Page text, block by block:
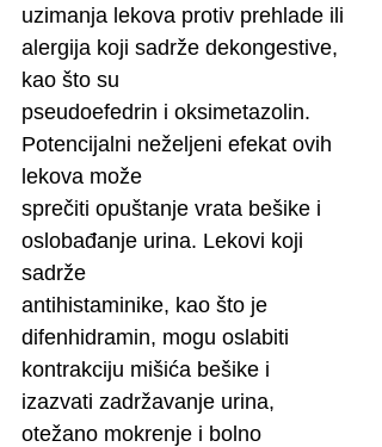
uzimanja lekova protiv prehlade ili
alergija koji sadrže dekongestive,
kao što su
pseudoefedrin i oksimetazolin.
Potencijalni neželjeni efekat ovih
lekova može
sprečiti opuštanje vrata bešike i
oslobađanje urina. Lekovi koji
sadrže
antihistaminike, kao što je
difenhidramin, mogu oslabiti
kontrakciju mišića bešike i
izazvati zadržavanje urina,
otežano mokrenje i bolno